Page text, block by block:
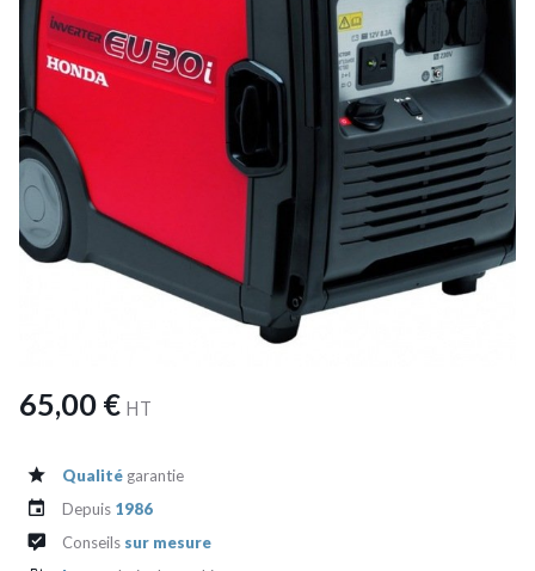
65,00 € HT
Qualité garantie
Depuis 1986
Conseils sur mesure